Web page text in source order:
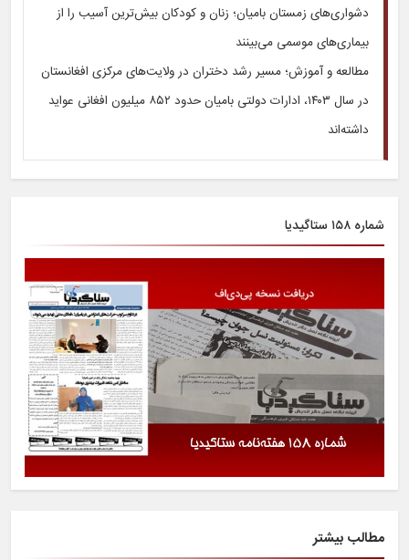
دشواری‌های زمستان بامیان؛ زنان و کودکان بیش‌ترین آسیب را از
بیماری‌های موسمی می‌بینند
مطالعه و آموزش؛ مسیر رشد دختران در ولایت‌های مرکزی افغانستان
در سال ۱۴۰۳، ادارات دولتی بامیان حدود ۸۵۲ میلیون افغانی عواید
داشته‌اند
شماره ۱۵۸ ستاگیدیا
مطالب بیشتر